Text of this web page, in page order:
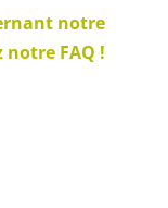
notre
notre FAQ !